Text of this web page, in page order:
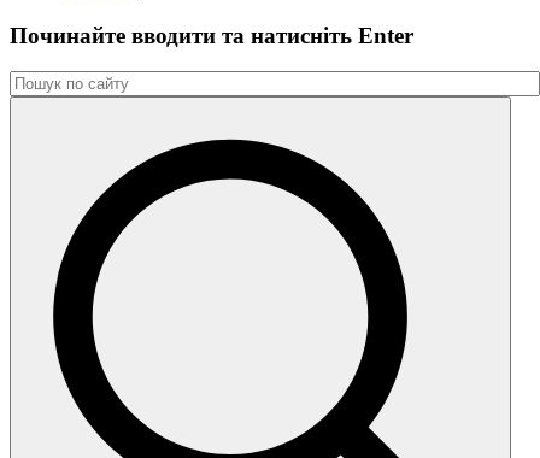
Починайте вводити та натиснiть Enter